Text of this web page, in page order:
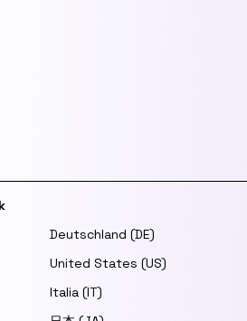
Deutschland (DE)
United States (US)
Italia (IT)